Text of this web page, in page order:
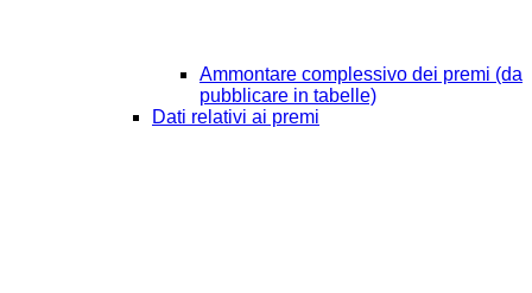
Ammontare complessivo dei premi (da
pubblicare in tabelle)
Dati relativi ai premi